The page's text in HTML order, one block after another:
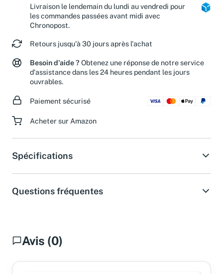
Livraison le lendemain du lundi au vendredi pour
les commandes passées avant midi avec
Chronopost.
Retours jusqu'à 30 jours après l'achat
Besoin d'aide ? Obtenez une réponse de notre service
d'assistance dans les 24 heures pendant les jours
ouvrables.
Paiement sécurisé
Acheter sur Amazon
Spécifications
Questions fréquentes
Avis (0)